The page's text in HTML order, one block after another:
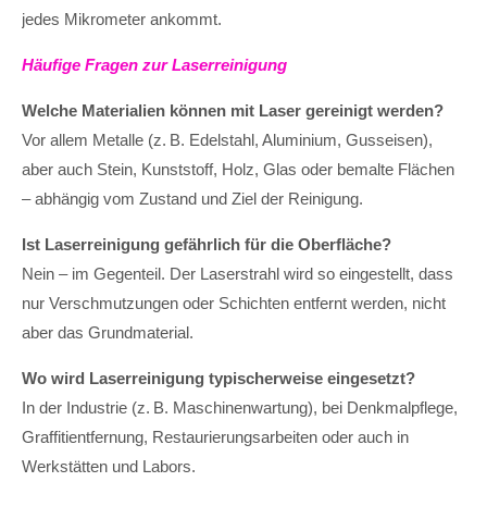
jedes Mikrometer ankommt.
Häufige Fragen zur Laserreinigung
Welche Materialien können mit Laser gereinigt werden?
Vor allem Metalle (z. B. Edelstahl, Aluminium, Gusseisen),
aber auch Stein, Kunststoff, Holz, Glas oder bemalte Flächen
– abhängig vom Zustand und Ziel der Reinigung.
Ist Laserreinigung gefährlich für die Oberfläche?
Nein – im Gegenteil. Der Laserstrahl wird so eingestellt, dass
nur Verschmutzungen oder Schichten entfernt werden, nicht
aber das Grundmaterial.
Wo wird Laserreinigung typischerweise eingesetzt?
In der Industrie (z. B. Maschinenwartung), bei Denkmalpflege,
Graffitientfernung, Restaurierungsarbeiten oder auch in
Werkstätten und Labors.